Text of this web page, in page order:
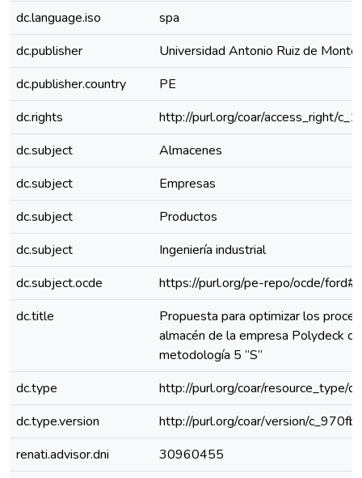
dc.language.iso
spa
dc.publisher
Universidad Antonio Ruiz de
dc.publisher.country
PE
dc.rights
http://purl.org/coar/access_right/
dc.subject
Almacenes
dc.subject
Empresas
dc.subject
Productos
dc.subject
Ingeniería industrial
dc.subject.ocde
https://purl.org/pe-repo/ocde/
dc.title
Propuesta para optimizar los
almacén de la empresa Polydeck
metodología 5 “S”
dc.type
http://purl.org/coar/resource_type/
dc.type.version
http://purl.org/coar/version/
renati.advisor.dni
30960455